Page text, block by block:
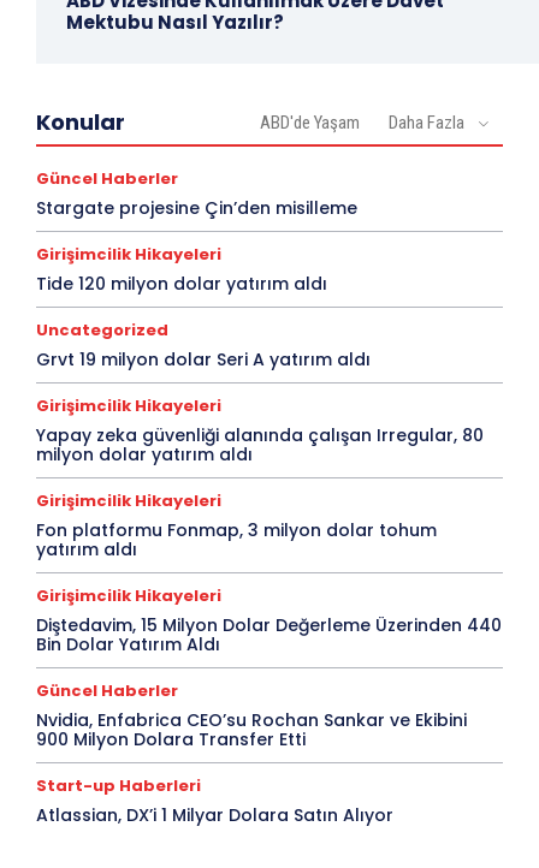
Mektubu Nasıl Yazılır?
Konular ABD'de Yaşam Daha Fazla
Güncel Haberler
Stargate projesine Çin’den misilleme
Girişimcilik Hikayeleri
Tide 120 milyon dolar yatırım aldı
Uncategorized
Grvt 19 milyon dolar Seri A yatırım aldı
Girişimcilik Hikayeleri
Yapay zeka güvenliği alanında çalışan Irregular, 80
milyon dolar yatırım aldı
Girişimcilik Hikayeleri
Fon platformu Fonmap, 3 milyon dolar tohum
yatırım aldı
Girişimcilik Hikayeleri
Diştedavim, 15 Milyon Dolar Değerleme Üzerinden 440
Bin Dolar Yatırım Aldı
Güncel Haberler
Nvidia, Enfabrica CEO’su Rochan Sankar ve Ekibini
900 Milyon Dolara Transfer Etti
Start-up Haberleri
Atlassian, DX’i 1 Milyar Dolara Satın Alıyor